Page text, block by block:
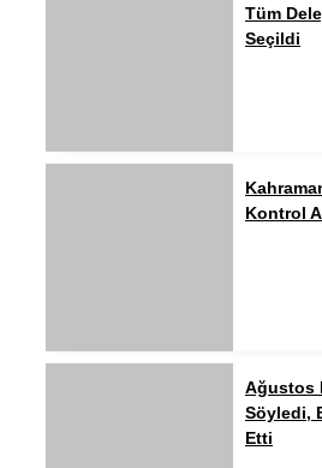
Tüm
Seçildi
Kontrol
Ağustos
Söyledi,
Etti